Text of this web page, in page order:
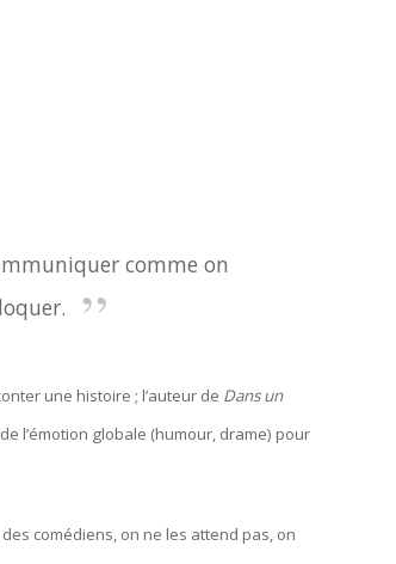
comme on
une histoire ; l’auteur de Dans un
l’émotion globale (humour, drame) pour
comédiens, on ne les attend pas, on